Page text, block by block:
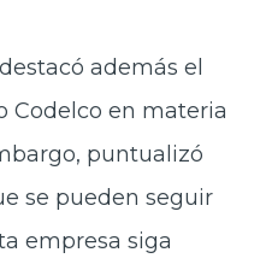
además el
Codelco en materia
puntualizó
se pueden seguir
empresa siga